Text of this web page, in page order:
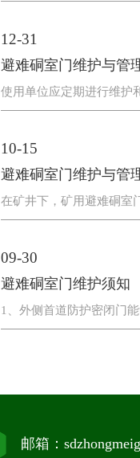
12-31
避难硐室门维护与管
使用单位应定期进行维护
10-15
避难硐室门维护与管
在矿井下，矿用避难硐室
09-30
避难硐室门维护须知
1、外侧首道防护密闭门
邮箱：